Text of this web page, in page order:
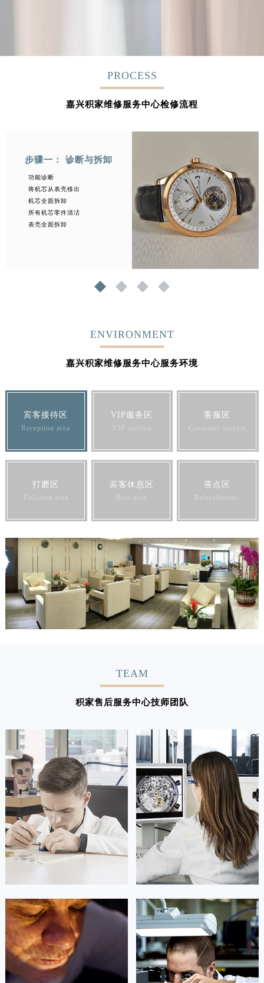
PROCESS
嘉兴积家维修服务中心检修流程
步骤一： 诊断与拆卸
功能诊断
将机芯从表壳移出
机芯全面拆卸
所有机芯零件清洁
表壳全面拆卸
1 2 3 4
ENVIRONMENT
嘉兴积家维修服务中心服务环境
宾客接待区
Reception area
VIP服务区
VIP service
客服区
Customer service
打磨区
Polished area
宾客休息区
Rest area
茶点区
Refreshments
TEAM
积家售后服务中心技师团队
凯罗尔·切尔西
资深积家技师
是积家售后服务中心
(积家保养中心)
的高级技师之一
Beijing Jaeger Maintain center
达芙妮·克劳迪娅
资深积家技师
是积家售后服务中心
(积家保养中心)
的高级技师之一
Shanghai Jaeger Maintain center